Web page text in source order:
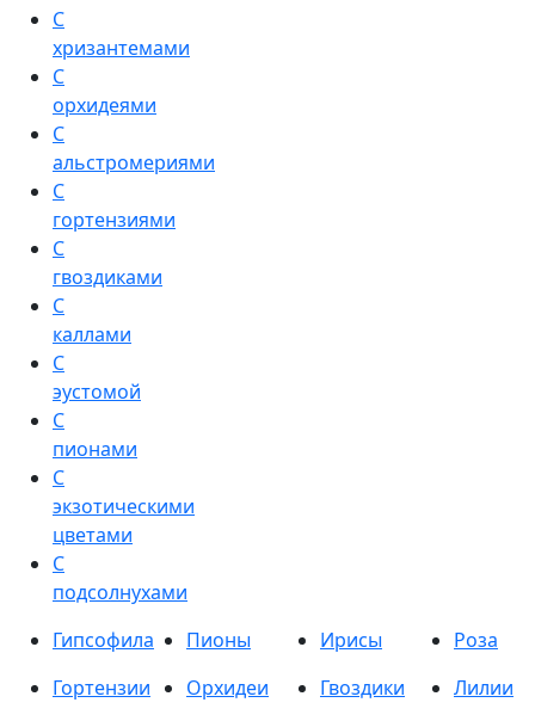
С
хризантемами
С
орхидеями
С
альстромериями
С
гортензиями
С
гвоздиками
С
каллами
С
эустомой
С
пионами
С
экзотическими
цветами
С
подсолнухами
Гипсофила
Пионы Ирисы
Роза
Гортензии
Орхидеи Гвоздики
Лилии